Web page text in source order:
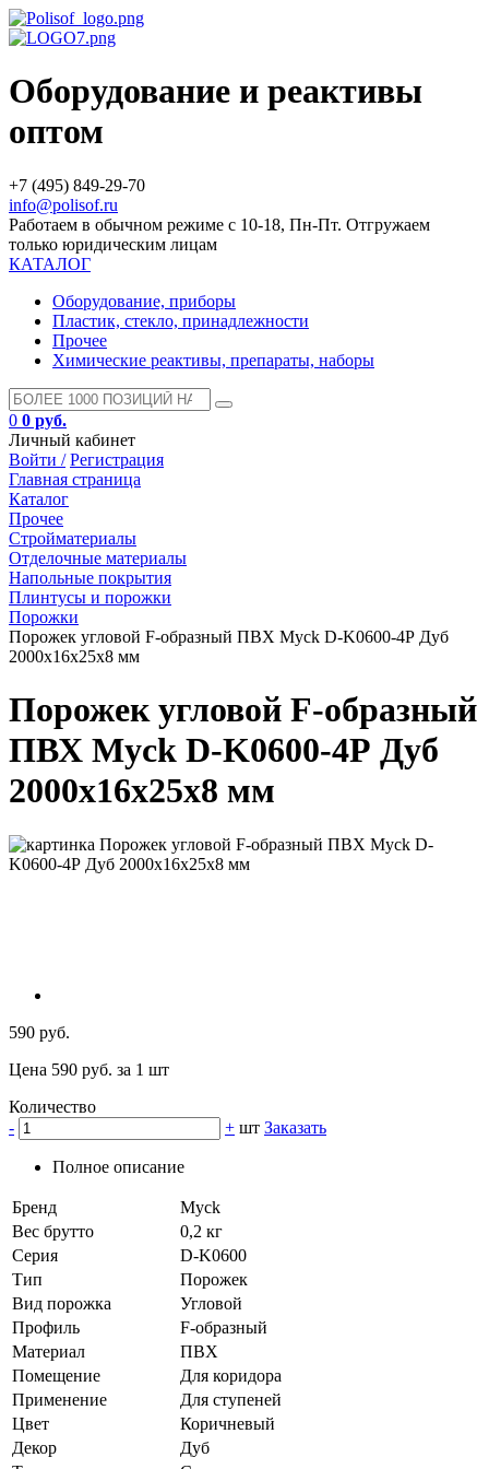
Оборудование и реактивы
оптом
+7 (495) 849-29-70
info@polisof.ru
Работаем в обычном режиме с 10-18, Пн-Пт. Отгружаем
только юридическим лицам
КАТАЛОГ
Оборудование, приборы
Пластик, стекло, принадлежности
Прочее
Химические реактивы, препараты, наборы
0 0 руб.
Личный кабинет
Войти / Регистрация
Главная страница
Каталог
Прочее
Стройматериалы
Отделочные материалы
Напольные покрытия
Плинтусы и порожки
Порожки
Порожек угловой F-образный ПВХ Myck D-K0600-4Р Дуб
2000х16х25х8 мм
Порожек угловой F-образный
ПВХ Myck D-K0600-4Р Дуб
2000х16х25х8 мм
590 руб.
Цена 590 руб. за 1 шт
Количество
-
+ шт Заказать
Полное описание
Бренд
Myck
Вес брутто
0,2 кг
Серия
D-K0600
Тип
Порожек
Вид порожка
Угловой
Профиль
F-образный
Материал
ПВХ
Помещение
Для коридора
Применение
Для ступеней
Цвет
Коричневый
Декор
Дуб